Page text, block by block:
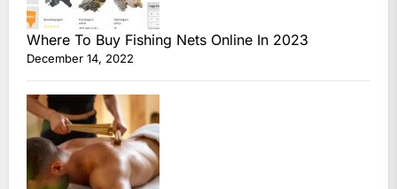
Where To Buy Fishing Nets Online In 2023
December 14, 2022